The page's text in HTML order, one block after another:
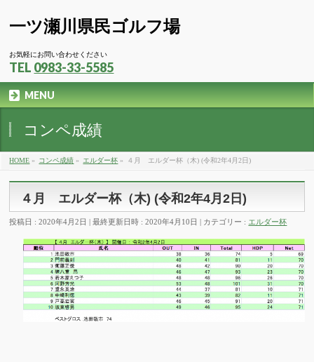
一ツ瀬川県民ゴルフ場
お気軽にお問い合わせください
TEL 0983-33-5585
MENU
コンペ成績
HOME » コンペ成績 » エルダー杯 » ４月 エルダー杯（木) (令和2年4月2日)
４月 エルダー杯（木) (令和2年4月2日)
投稿日 : 2020年4月2日 最終更新日時 : 2020年4月10日 カテゴリー : エルダー杯